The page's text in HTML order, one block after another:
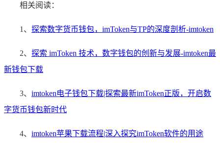
相关阅读：
1、 探索数字货币钱包，imToken与TP的深度剖析-imtoken
2、 探索 imToken 技术，数字钱包的创新与发展-imtoken最
新钱包下载
3、 imtoken电子钱包下载|探索最新imToken正版，开启数
字货币钱包新时代
4、 imtoken苹果下载流程|深入探究imToken软件的用途